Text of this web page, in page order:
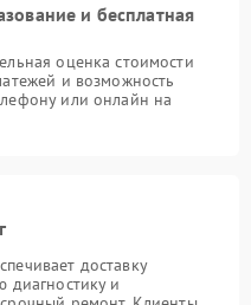
и бесплатная
оценка стоимости
и возможность
или онлайн на
доставку
диагностику и